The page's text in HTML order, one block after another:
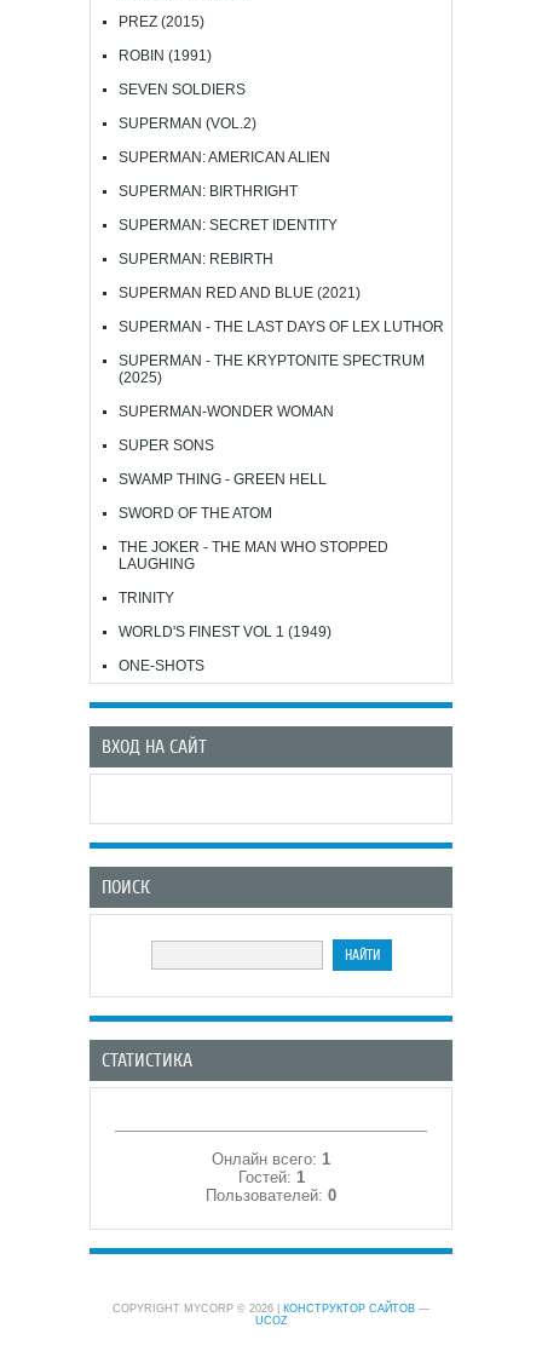
PREZ (2015)
ROBIN (1991)
SEVEN SOLDIERS
SUPERMAN (VOL.2)
SUPERMAN: AMERICAN ALIEN
SUPERMAN: BIRTHRIGHT
SUPERMAN: SECRET IDENTITY
SUPERMAN: REBIRTH
SUPERMAN RED AND BLUE (2021)
SUPERMAN - THE LAST DAYS OF LEX LUTHOR
SUPERMAN - THE KRYPTONITE SPECTRUM
(2025)
SUPERMAN-WONDER WOMAN
SUPER SONS
SWAMP THING - GREEN HELL
SWORD OF THE ATOM
THE JOKER - THE MAN WHO STOPPED
LAUGHING
TRINITY
WORLD'S FINEST VOL 1 (1949)
ONE-SHOTS
ВХОД НА САЙТ
ПОИСК
СТАТИСТИКА
Онлайн всего: 1
Гостей: 1
Пользователей: 0
COPYRIGHT MYCORP © 2026 КОНСТРУКТОР САЙТОВ —
UCOZ